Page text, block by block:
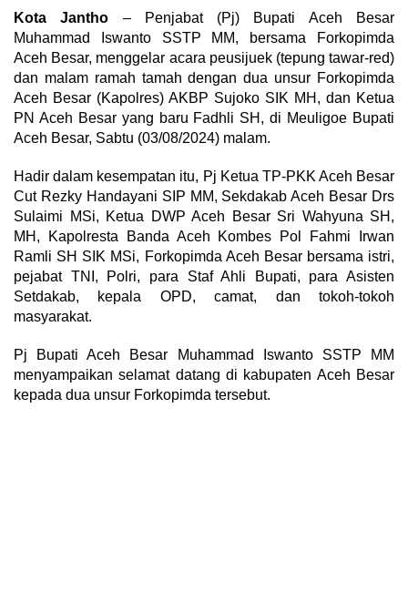
Kota Jantho – Penjabat (Pj) Bupati Aceh Besar
Muhammad Iswanto SSTP MM, bersama Forkopimda
Aceh Besar, menggelar acara peusijuek (tepung tawar-red)
dan malam ramah tamah dengan dua unsur Forkopimda
Aceh Besar (Kapolres) AKBP Sujoko SIK MH, dan Ketua
PN Aceh Besar yang baru Fadhli SH, di Meuligoe Bupati
Aceh Besar, Sabtu (03/08/2024) malam.
Hadir dalam kesempatan itu, Pj Ketua TP-PKK Aceh Besar
Cut Rezky Handayani SIP MM, Sekdakab Aceh Besar Drs
Sulaimi MSi, Ketua DWP Aceh Besar Sri Wahyuna SH,
MH, Kapolresta Banda Aceh Kombes Pol Fahmi Irwan
Ramli SH SIK MSi, Forkopimda Aceh Besar bersama istri,
pejabat TNI, Polri, para Staf Ahli Bupati, para Asisten
Setdakab, kepala OPD, camat, dan tokoh-tokoh
masyarakat.
Pj Bupati Aceh Besar Muhammad Iswanto SSTP MM
menyampaikan selamat datang di kabupaten Aceh Besar
kepada dua unsur Forkopimda tersebut.